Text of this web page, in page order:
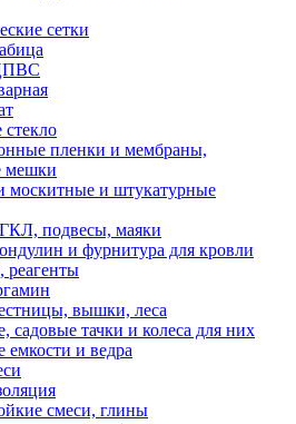
сетки
стекло
пленки и мембраны,
мешки
москитные и штукатурные
подвесы, маяки
и фурнитура для кровли
реагенты
вышки, леса
садовые тачки и колеса для них
емкости и ведра
смеси, глины